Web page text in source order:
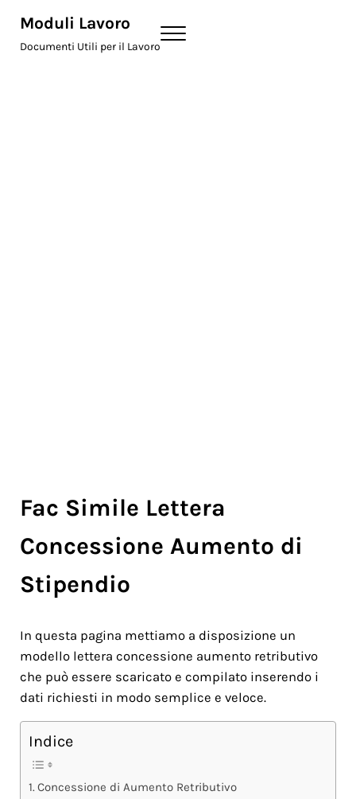
Moduli Lavoro
Documenti Utili per il Lavoro
Menu
Fac Simile Lettera
Concessione Aumento di
Stipendio
In questa pagina mettiamo a disposizione un
modello lettera concessione aumento retributivo
che può essere scaricato e compilato inserendo i
dati richiesti in modo semplice e veloce.
Indice
Concessione di Aumento Retributivo